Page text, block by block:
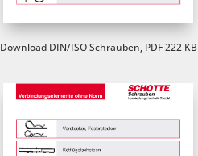
Download DIN/ISO Schrauben, PDF 222 KB